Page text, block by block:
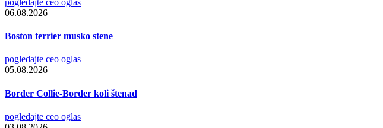
pogledajte ceo oglas
06.08.2026
Boston terrier musko stene
pogledajte ceo oglas
05.08.2026
Border Collie-Border koli štenad
pogledajte ceo oglas